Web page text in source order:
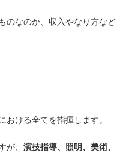
のなのか、収入やなり方など
おける全てを指揮します。
が、 演技指導、照明、美術、